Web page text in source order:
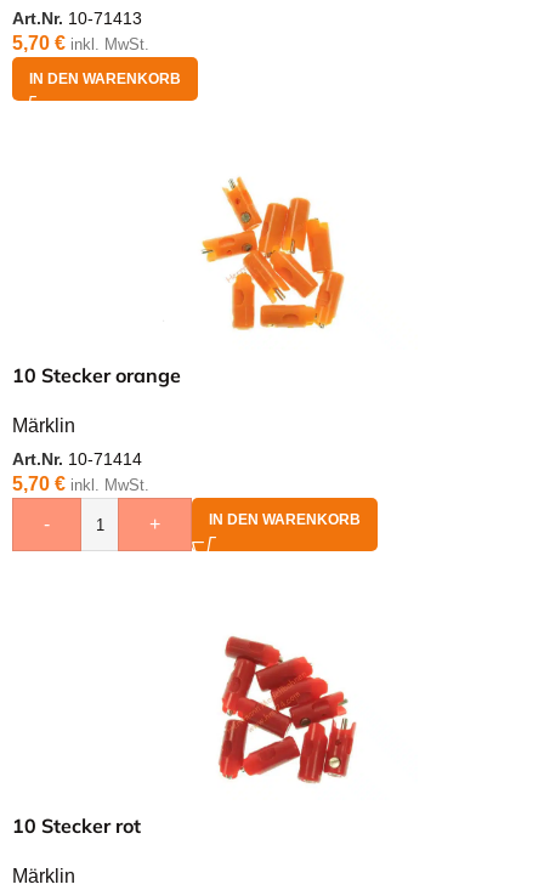
Art.Nr. 10-71413
5,70 € inkl. MwSt.
IN DEN WARENKORB
10 Stecker orange
Märklin
Art.Nr. 10-71414
5,70 € inkl. MwSt.
- + IN DEN WARENKORB
10 Stecker rot
Märklin